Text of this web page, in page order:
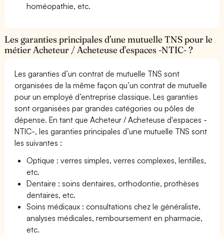
homéopathie, etc.
Les garanties principales d’une mutuelle TNS pour le
métier Acheteur / Acheteuse d'espaces -NTIC- ?
Les garanties d’un contrat de mutuelle TNS sont
organisées de la même façon qu’un contrat de mutuelle
pour un employé d’entreprise classique. Les garanties
sont organisées par grandes catégories ou pôles de
dépense. En tant que Acheteur / Acheteuse d'espaces -
NTIC-, les garanties principales d’une mutuelle TNS sont
les suivantes :
Optique : verres simples, verres complexes, lentilles,
etc.
Dentaire : soins dentaires, orthodontie, prothèses
dentaires, etc.
Soins médicaux : consultations chez le généraliste,
analyses médicales, remboursement en pharmacie,
etc.